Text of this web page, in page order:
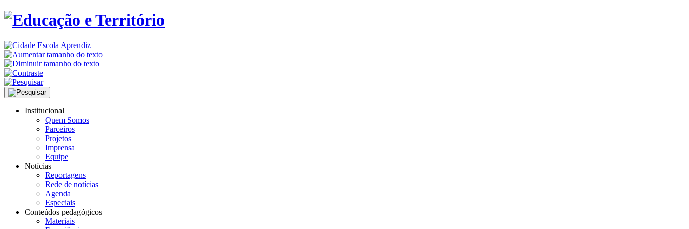
Institucional
Quem Somos
Parceiros
Projetos
Imprensa
Equipe
Notícias
Reportagens
Rede de notícias
Agenda
Especiais
Conteúdos pedagógicos
Materiais